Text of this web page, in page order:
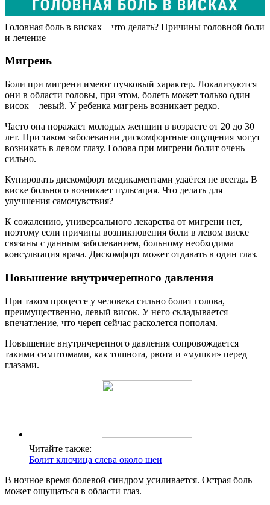
Головная боль в висках – что делать? Причины головной боли
и лечение
Мигрень
Боли при мигрени имеют пучковый характер. Локализуются
они в области головы, при этом, болеть может только один
висок – левый. У ребенка мигрень возникает редко.
Часто она поражает молодых женщин в возрасте от 20 до 30
лет. При таком заболевании дискомфортные ощущения могут
возникать в левом глазу. Голова при мигрени болит очень
сильно.
Купировать дискомфорт медикаментами удаётся не всегда. В
виске больного возникает пульсация. Что делать для
улучшения самочувствия?
К сожалению, универсального лекарства от мигрени нет,
поэтому если причины возникновения боли в левом виске
связаны с данным заболеванием, больному необходима
консультация врача. Дискомфорт может отдавать в один глаз.
Повышение внутричерепного давления
При таком процессе у человека сильно болит голова,
преимущественно, левый висок. У него складывается
впечатление, что череп сейчас расколется пополам.
Повышение внутричерепного давления сопровождается
такими симптомами, как тошнота, рвота и «мушки» перед
глазами.
Читайте также:
Болит ключица слева около шеи
В ночное время болевой синдром усиливается. Острая боль
может ощущаться в области глаз.